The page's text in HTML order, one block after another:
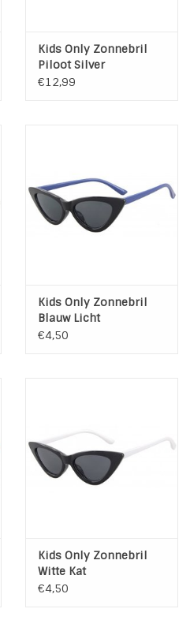
Kids Only Zonnebril
Piloot Silver
€12,99
Kids Only Zonnebril
Blauw Licht
€4,50
Kids Only Zonnebril
Witte Kat
€4,50